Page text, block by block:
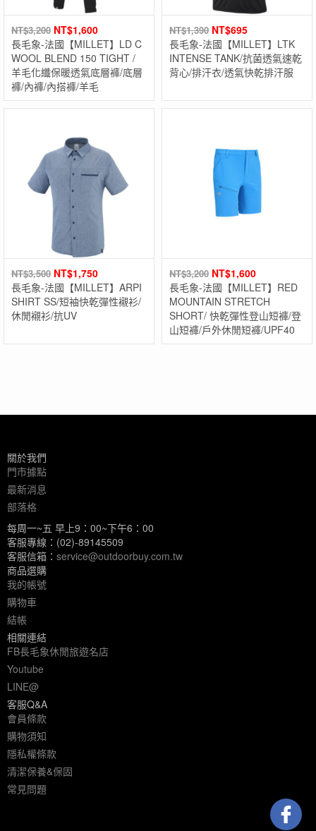
NT$3,200 NT$1,600
長毛象-法國【MILLET】LD C
WOOL BLEND 150 TIGHT /
羊毛化纖保暖透氣底層褲/底層
褲/內褲/內搭褲/羊毛
NT$1,390 NT$695
長毛象-法國【MILLET】LTK
INTENSE TANK/抗菌透氣速乾
背心/排汗衣/透氣快乾排汗服
NT$3,500 NT$1,750
長毛象-法國【MILLET】ARPI
SHIRT SS/短袖快乾彈性襯衫/
休閒襯衫/抗UV
NT$3,200 NT$1,600
長毛象-法國【MILLET】RED
MOUNTAIN STRETCH
SHORT/ 快乾彈性登山短褲/登
山短褲/戶外休閒短褲/UPF40
關於我們
門市據點
最新消息
部落格
每周一~五 早上9：00~下午6：00
客服專線：(02)-89145509
客服信箱： service@outdoorbuy.com.tw
商品選購
我的帳號
購物車
結帳
相關連結
FB長毛象休閒旅遊名店
Youtube
LINE@
客服Q&A
會員條款
購物須知
隱私權條款
清潔保養&保固
常見問題